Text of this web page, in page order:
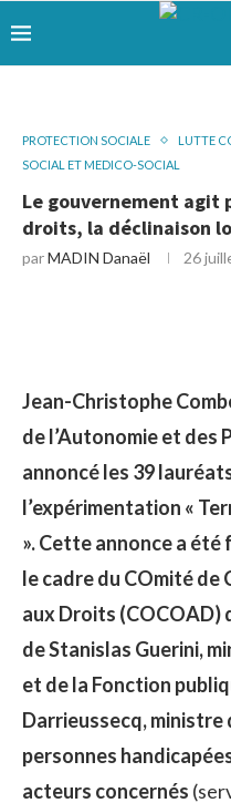
PROTECTION SOCIALE
LUTTE
SOCIAL ET MEDICO-SOCIAL
Le gouvernement agit
droits, la déclinaison
parMADIN Danaël 26
Jean-Christophe
de l’Autonomie et des
annoncé les 39
l’expérimentation «
». Cette annonce a été
le cadre du COmité de
aux Droits (COCOAD)
de Stanislas Guerini,
et de la Fonction
Darrieussecq, ministre
personnes
acteurs concernés